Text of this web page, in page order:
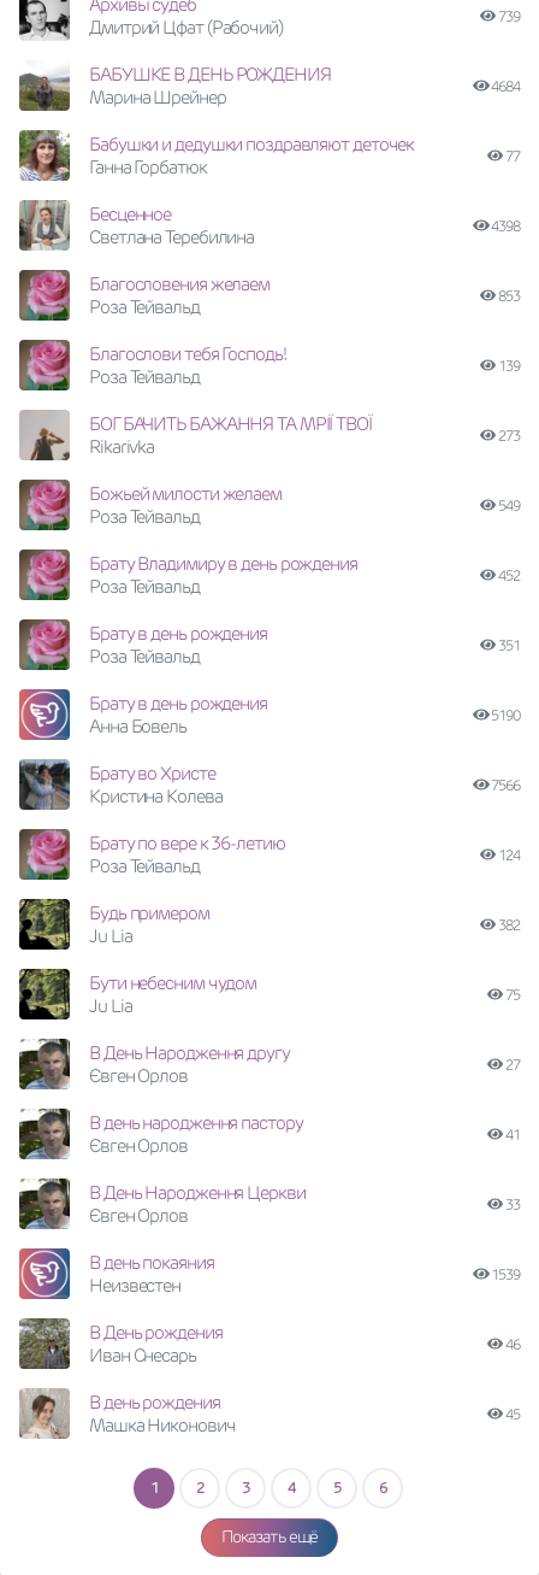
Дмитрий Цфат (Рабочий)
739
БАБУШКЕ В ДЕНЬ РОЖДЕНИЯ
Марина Шрейнер
4684
Бабушки и дедушки поздравляют деточек
Ганна Горбатюк
77
Бесценное
Светлана Теребилина
4398
Благословения желаем
Роза Тейвальд
853
Благослови тебя Господь!
Роза Тейвальд
139
БОГ БАЧИТЬ БАЖАННЯ ТА МРІЇ ТВОЇ
Rikarivka
273
Божьей милости желаем
Роза Тейвальд
549
Брату Владимиру в день рождения
Роза Тейвальд
452
Брату в день рождения
Роза Тейвальд
351
Брату в день рождения
Анна Бовель
5190
Брату во Христе
Кристина Колева
7566
Брату по вере к 36-летию
Роза Тейвальд
124
Будь примером
Ju Lia
382
Бути небесним чудом
Ju Lia
75
В День Народження другу
Євген Орлов
27
В день народження пастору
Євген Орлов
41
В День Народження Церкви
Євген Орлов
33
В день покаяния
Неизвестен
1539
В День рождения
Иван Снесарь
46
В день рождения
Машка Никонович
45
1 2 3 4 5 6
Показать ещё